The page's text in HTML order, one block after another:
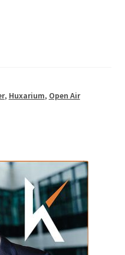
, Huxarium, Open Air